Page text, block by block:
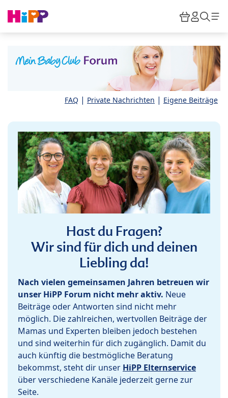
HiPP
FAQ | Private Nachrichten | Eigene Beiträge
Hast du Fragen?
Wir sind für dich und deinen
Liebling da!
Nach vielen gemeinsamen Jahren betreuen wir
unser HiPP Forum nicht mehr aktiv. Neue
Beiträge oder Antworten sind nicht mehr
möglich. Die zahlreichen, wertvollen Beiträge der
Mamas und Experten bleiben jedoch bestehen
und sind weiterhin für dich zugänglich. Damit du
auch künftig die bestmögliche Beratung
bekommst, steht dir unser HiPP Elternservice
über verschiedene Kanäle jederzeit gerne zur
Seite.